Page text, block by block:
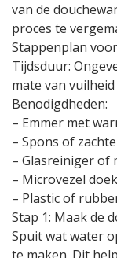
van de
proces te
Stappenplan
Tijdsduur:
mate van
Benodigdheden:
– Emmer met
– Spons of
– Glasreiniger of
– Microvezel doek
– Plastic of
Stap 1: Maak de
Spuit wat water